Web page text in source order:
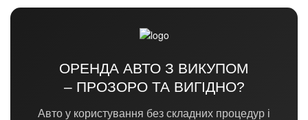
ОРЕНДА АВТО З ВИКУПОМ
– ПРОЗОРО ТА ВИГІДНО?
Авто у користування без складних процедур і